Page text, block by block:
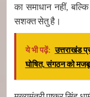
का समाधान नहीं,
सशक्त सेतु है।
ये भी पढ़ें: उत्तराखंड
घोषित, संगठन को